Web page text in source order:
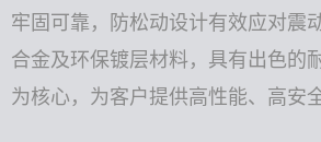
非标特种定制
牢固可靠，防松动设计有效应对震
合金及环保镀层材料，具有出色的
为核心，为客户提供高性能、高安